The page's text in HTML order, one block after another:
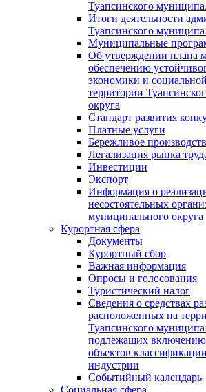
Туапсинского
Итоги деятельности
Туапсинского
Муниципальные
Об утверждении плана
обеспечению
экономики и
территории
округа
Стандарт развития
Платные услуги
Бережливое
Легализация рынка
Инвестиции
Экспорт
Информация о
несостоятельных
муниципального округа
Курортная сфера
Документы
Курортный сбор
Важная информация
Опросы и голосования
Туристический налог
Сведения о средствах
расположенных на
Туапсинского
подлежащих
объектов
индустрии
Событийный календарь
Социальная сфера